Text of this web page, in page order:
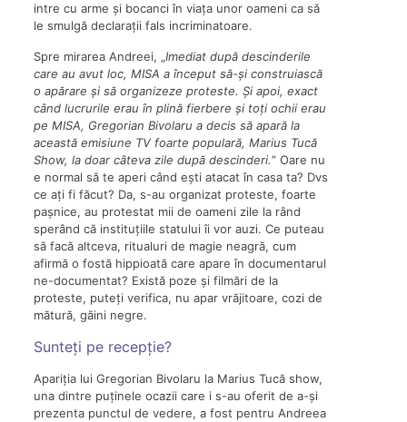
intre cu arme și bocanci în viața unor oameni ca să
le smulgă declarații fals incriminatoare.
Spre mirarea Andreei, „Imediat după descinderile
care au avut loc, MISA a început să-și construiască
o apărare și să organizeze proteste. Și apoi, exact
când lucrurile erau în plină fierbere și toți ochii erau
pe MISA, Gregorian Bivolaru a decis să apară la
această emisiune TV foarte populară, Marius Tucă
Show, la doar câteva zile după descinderi.” Oare nu
e normal să te aperi când ești atacat în casa ta? Dvs
ce ați fi făcut? Da, s-au organizat proteste, foarte
pașnice, au protestat mii de oameni zile la rând
sperând că instituțiile statului îi vor auzi. Ce puteau
să facă altceva, ritualuri de magie neagră, cum
afirmă o fostă hippioată care apare în documentarul
ne-documentat? Există poze și filmări de la
proteste, puteți verifica, nu apar vrăjitoare, cozi de
mătură, găini negre.
Sunteți pe recepție?
Apariția lui Gregorian Bivolaru la Marius Tucă show,
una dintre puținele ocazii care i s-au oferit de a-și
prezenta punctul de vedere, a fost pentru Andreea